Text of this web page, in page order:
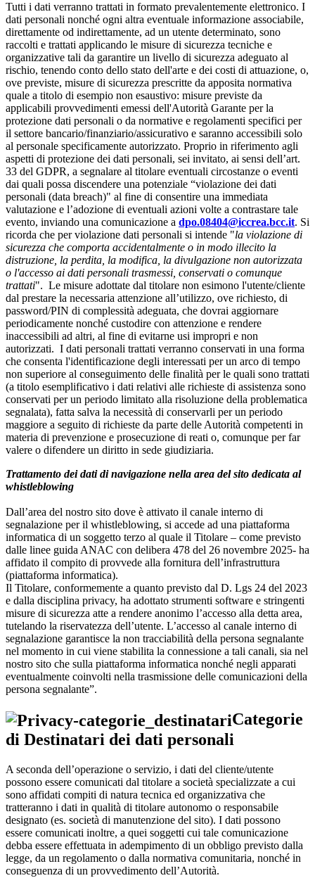
Tutti i dati verranno trattati in formato prevalentemente elettronico. I
dati personali nonché ogni altra eventuale informazione associabile,
direttamente od indirettamente, ad un utente determinato, sono
raccolti e trattati applicando le misure di sicurezza tecniche e
organizzative tali da garantire un livello di sicurezza adeguato al
rischio, tenendo conto dello stato dell'arte e dei costi di attuazione, o,
ove previste, misure di sicurezza prescritte da apposita normativa
quale a titolo di esempio non esaustivo: misure previste da
applicabili provvedimenti emessi dell'Autorità Garante per la
protezione dati personali o da normative e regolamenti specifici per
il settore bancario/finanziario/assicurativo e saranno accessibili solo
al personale specificamente autorizzato. Proprio in riferimento agli
aspetti di protezione dei dati personali, sei invitato, ai sensi dell’art.
33 del GDPR, a segnalare al titolare eventuali circostanze o eventi
dai quali possa discendere una potenziale “violazione dei dati
personali (data breach)" al fine di consentire una immediata
valutazione e l’adozione di eventuali azioni volte a contrastare tale
evento, inviando una comunicazione a dpo.08404@iccrea.bcc.it. Si
ricorda che per violazione dati personali si intende "la violazione di
sicurezza che comporta accidentalmente o in modo illecito la
distruzione, la perdita, la modifica, la divulgazione non autorizzata
o l'accesso ai dati personali trasmessi, conservati o comunque
trattati". Le misure adottate dal titolare non esimono l'utente/cliente
dal prestare la necessaria attenzione all’utilizzo, ove richiesto, di
password/PIN di complessità adeguata, che dovrai aggiornare
periodicamente nonché custodire con attenzione e rendere
inaccessibili ad altri, al fine di evitarne usi impropri e non
autorizzati. I dati personali trattati verranno conservati in una forma
che consenta l'identificazione degli interessati per un arco di tempo
non superiore al conseguimento delle finalità per le quali sono trattati
(a titolo esemplificativo i dati relativi alle richieste di assistenza sono
conservati per un periodo limitato alla risoluzione della problematica
segnalata), fatta salva la necessità di conservarli per un periodo
maggiore a seguito di richieste da parte delle Autorità competenti in
materia di prevenzione e prosecuzione di reati o, comunque per far
valere o difendere un diritto in sede giudiziaria.
Trattamento dei dati di navigazione nella area del sito dedicata al
whistleblowing
Dall’area del nostro sito dove è attivato il canale interno di
segnalazione per il whistleblowing, si accede ad una piattaforma
informatica di un soggetto terzo al quale il Titolare – come previsto
dalle linee guida ANAC con delibera 478 del 26 novembre 2025- ha
affidato il compito di provvede alla fornitura dell’infrastruttura
(piattaforma informatica).
Il Titolare, conformemente a quanto previsto dal D. Lgs 24 del 2023
e dalla disciplina privacy, ha adottato strumenti software e stringenti
misure di sicurezza atte a rendere anonimo l’accesso alla detta area,
tutelando la riservatezza dell’utente. L’accesso al canale interno di
segnalazione garantisce la non tracciabilità della persona segnalante
nel momento in cui viene stabilita la connessione a tali canali, sia nel
nostro sito che sulla piattaforma informatica nonché negli apparati
eventualmente coinvolti nella trasmissione delle comunicazioni della
persona segnalante”.
Categorie
di Destinatari dei dati personali
A seconda dell’operazione o servizio, i dati del cliente/utente
possono essere comunicati dal titolare a società specializzate a cui
sono affidati compiti di natura tecnica ed organizzativa che
tratteranno i dati in qualità di titolare autonomo o responsabile
designato (es. società di manutenzione del sito). I dati possono
essere comunicati inoltre, a quei soggetti cui tale comunicazione
debba essere effettuata in adempimento di un obbligo previsto dalla
legge, da un regolamento o dalla normativa comunitaria, nonché in
conseguenza di un provvedimento dell’Autorità.